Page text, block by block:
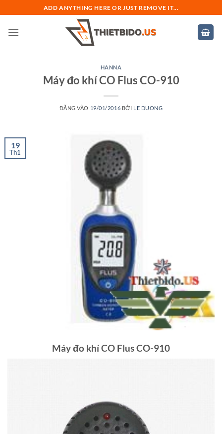
qua
nội
ADD ANYTHING HERE OR JUST REMOVE IT...
HANNA
Máy đo khí CO Flus CO-910
ĐĂNG VÀO 19/01/2016 BỞI LE DUONG
19
Th1
Máy đo khí CO Flus CO-910